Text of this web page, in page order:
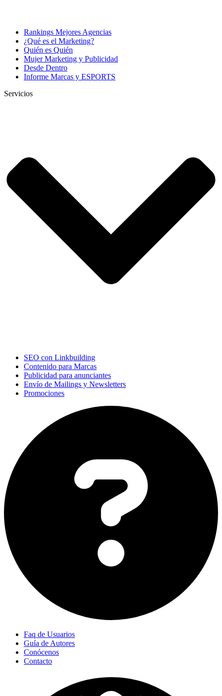
Rankings Mejores Agencias
¿Qué es el Marketing?
Quién es Quién
Mujer Marketing y Publicidad
Desde Dentro
Informe Marcas y ESPORTS
Servicios
SEO con Linkbuilding
Contenido para Marcas
Publicidad para anunciantes
Envío de Mailings y Newsletters
Promociones
Faq de Usuarios
Guía de Autores
Conócenos
Contacto